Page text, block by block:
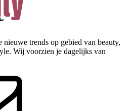
trends op gebied van beauty,
Wij voorzien je dagelijks van